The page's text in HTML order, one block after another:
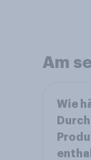
Am
Wie